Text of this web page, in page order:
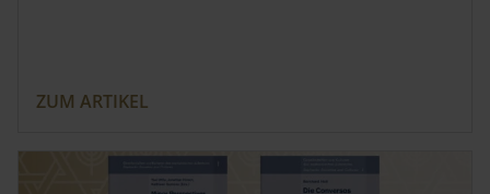
Zeitschriften bei Ergon
Shop
Inlibra
ZUM ARTIKEL